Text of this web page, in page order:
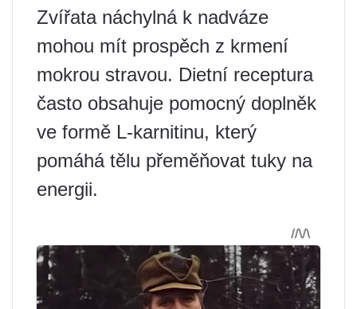
Zvířata náchylná k nadváze
mohou mít prospěch z krmení
mokrou stravou. Dietní receptura
často obsahuje pomocný doplněk
ve formě L-karnitinu, který
pomáhá tělu přeměňovat tuky na
energii.